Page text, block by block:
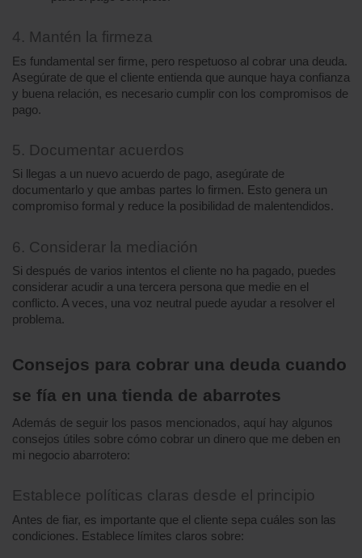
4. Mantén la firmeza
Es fundamental ser firme, pero respetuoso al cobrar una deuda.
Asegúrate de que el cliente entienda que aunque haya confianza
y buena relación, es necesario cumplir con los compromisos de
pago.
5. Documentar acuerdos
Si llegas a un nuevo acuerdo de pago, asegúrate de
documentarlo y que ambas partes lo firmen. Esto genera un
compromiso formal y reduce la posibilidad de malentendidos.
6. Considerar la mediación
Si después de varios intentos el cliente no ha pagado, puedes
considerar acudir a una tercera persona que medie en el
conflicto. A veces, una voz neutral puede ayudar a resolver el
problema.
Consejos para cobrar una deuda cuando
se fía en una tienda de abarrotes
Además de seguir los pasos mencionados, aquí hay algunos
consejos útiles sobre cómo cobrar un dinero que me deben en
mi negocio abarrotero:
Establece políticas claras desde el principio
Antes de fiar, es importante que el cliente sepa cuáles son las
condiciones. Establece límites claros sobre: